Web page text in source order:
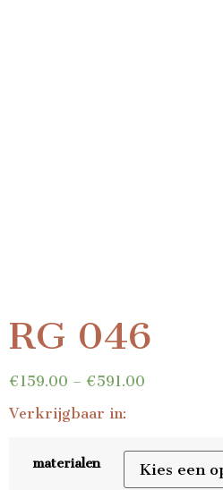
RG 046
€159.00 – €591.00
Verkrijgbaar in:
materialen